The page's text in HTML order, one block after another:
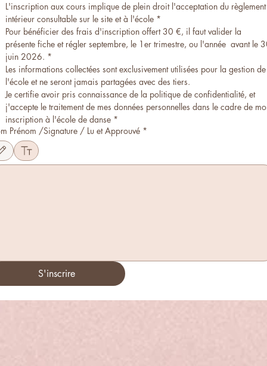
L'inscription aux cours implique de plein droit l'acceptation du règlement
intérieur consultable sur le site et à l'école *
Pour bénéficier des frais d'inscription offert 30 €, il faut valider la
présente fiche et régler septembre, le 1er trimestre, ou l'année  avant le
juin 2026. *
Les informations collectées sont exclusivement utilisées pour la gestion de
l'école et ne seront jamais partagées avec des tiers.
Je certifie avoir pris connaissance de la politique de confidentialité, et
j'accepte le traitement de mes données personnelles dans le cadre de
inscription à l'école de danse *
Prénom /Signature / Lu et Approuvé *
de dessin a été sélectionné. Le dessin nécessite une souris ou un pavé tactile. Pour
S'inscrire